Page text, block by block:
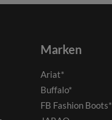
Marken
Ariat*
Buffalo*
FB Fashion Boots*